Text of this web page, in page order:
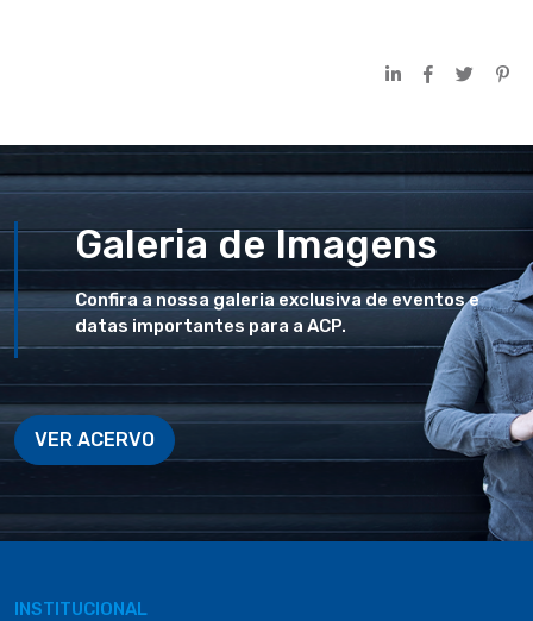
Galeria de Imagens
Confira a nossa galeria exclusiva de eventos e
datas importantes para a ACP.
VER ACERVO
INSTITUCIONAL